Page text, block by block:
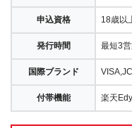
申込資格 18歳以
発行時間 最短3営
国際ブランド
付帯機能 楽天